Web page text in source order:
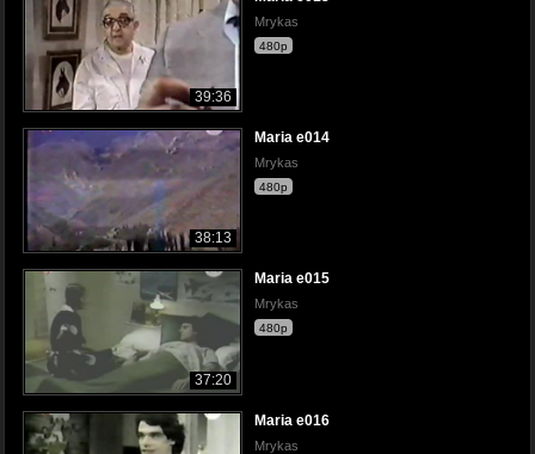
39:36
Mrykas
480p
38:13
Maria e014
Mrykas
480p
37:20
Maria e015
Mrykas
480p
Maria e016
Mrykas